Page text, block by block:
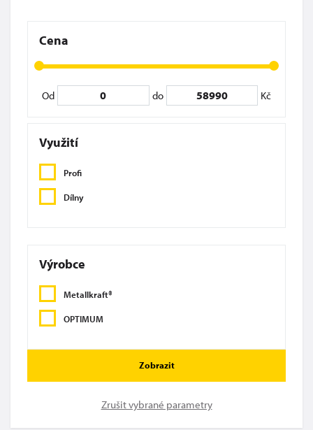
Cena
Od do Kč
Využití
Profi
Dílny
Výrobce
Metallkraft®
OPTIMUM
Zobrazit
Zrušit vybrané parametry